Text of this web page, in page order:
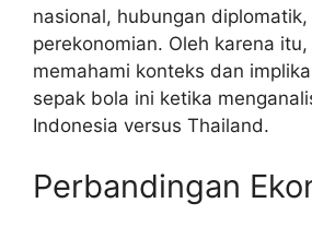
nasional, hubungan
perekonomian. Oleh karena
memahami konteks dan
sepak bola ini ketika
Indonesia versus Thailand.
Perbandingan